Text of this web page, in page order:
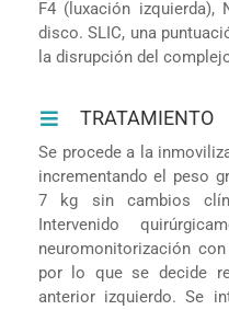
F4 (luxación izquierda),
disco. SLIC, una
la disrupción del
TRATAMIENTO
Se procede a la
incrementando el peso
7 kg sin cambios
Intervenido
neuromonitorización
por lo que se decide
anterior izquierdo. Se